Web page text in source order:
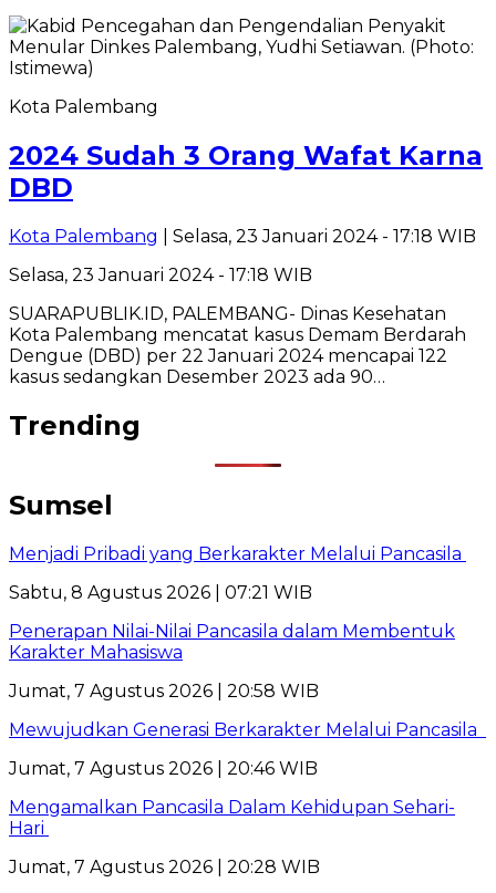
Kota Palembang
2024 Sudah 3 Orang Wafat Karna
DBD
Kota Palembang
| Selasa, 23 Januari 2024 - 17:18 WIB
Selasa, 23 Januari 2024 - 17:18 WIB
SUARAPUBLIK.ID, PALEMBANG- Dinas Kesehatan
Kota Palembang mencatat kasus Demam Berdarah
Dengue (DBD) per 22 Januari 2024 mencapai 122
kasus sedangkan Desember 2023 ada 90…
Trending
Sumsel
Menjadi Pribadi yang Berkarakter Melalui Pancasila
Sabtu, 8 Agustus 2026 | 07:21 WIB
Penerapan Nilai-Nilai Pancasila dalam Membentuk
Karakter Mahasiswa
Jumat, 7 Agustus 2026 | 20:58 WIB
Mewujudkan Generasi Berkarakter Melalui Pancasila
Jumat, 7 Agustus 2026 | 20:46 WIB
Mengamalkan Pancasila Dalam Kehidupan Sehari-
Hari
Jumat, 7 Agustus 2026 | 20:28 WIB